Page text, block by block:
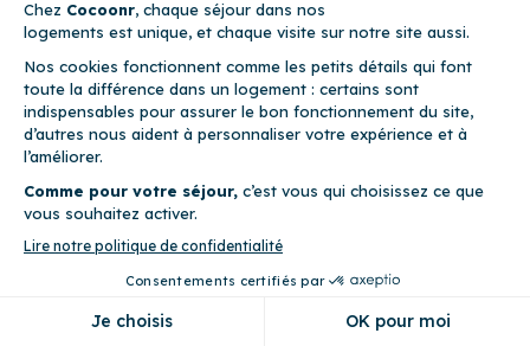
Précédent Suivant
Le Petit Bleu